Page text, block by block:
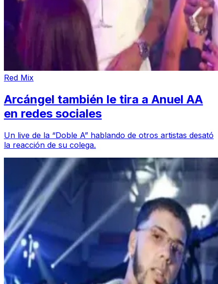
Red Mix
Arcángel también le tira a Anuel AA
en redes sociales
Un live de la “Doble A” hablando de otros artistas desató
la reacción de su colega.